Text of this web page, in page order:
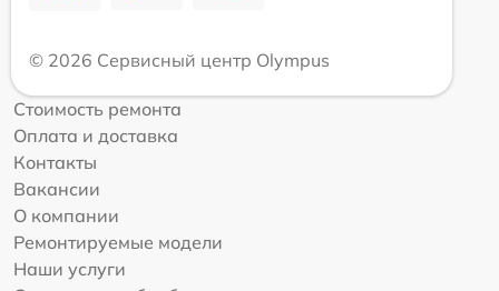
© 2026 Сервисный центр Olympus
Стоимость ремонта
Оплата и доставка
Контакты
Вакансии
О компании
Ремонтируемые модели
Наши услуги